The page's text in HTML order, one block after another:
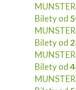
Bilety od
Bilety od
Bilety od